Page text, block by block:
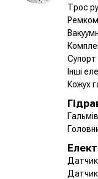
Трос
Супорт
Інші
Кожух